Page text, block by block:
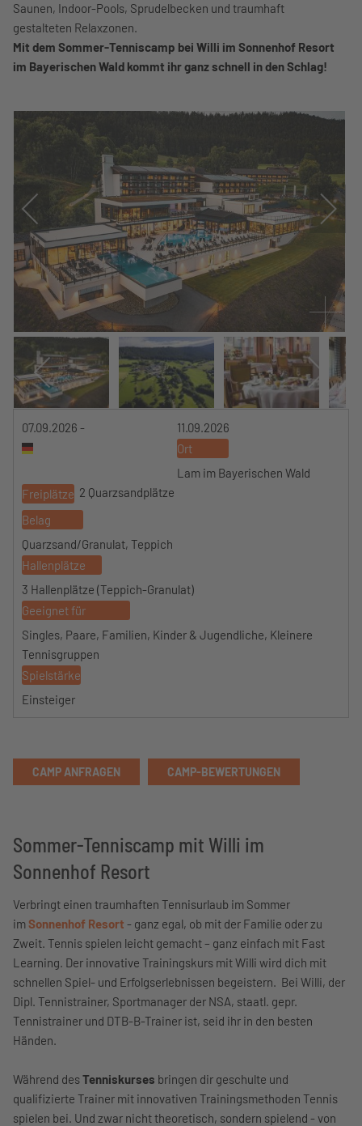
Saunen, Indoor-Pools, Sprudelbecken und traumhaft
gestalteten Relaxzonen.
Mit dem Sommer-Tenniscamp bei Willi im Sonnenhof Resort
im Bayerischen Wald kommt ihr ganz schnell in den Schlag!
07.09.2026 -
11.09.2026
Ort
Lam im Bayerischen Wald
Freiplätze 2 Quarzsandplätze
Belag
Quarzsand/Granulat, Teppich
Hallenplätze
3 Hallenplätze (Teppich-Granulat)
Geeignet für
Singles, Paare, Familien, Kinder & Jugendliche, Kleinere
Tennisgruppen
Spielstärke
Einsteiger
CAMP ANFRAGEN CAMP-BEWERTUNGEN
Sommer-Tenniscamp mit Willi im
Sonnenhof Resort
Verbringt einen traumhaften Tennisurlaub im Sommer
imSonnenhof Resort - ganz egal, ob mit der Familie oder zu
Zweit. Tennis spielen leicht gemacht – ganz einfach mit Fast
Learning. Der innovative Trainingskurs mit Willi wird dich mit
schnellen Spiel- und Erfolgserlebnissen begeistern. Bei Willi, der
Dipl. Tennistrainer, Sportmanager der NSA, staatl. gepr.
Tennistrainer und DTB-B-Trainer ist, seid ihr in den besten
Händen.
Während desTenniskurses bringen dir geschulte und
qualifizierte Trainer mit innovativen Trainingsmethoden Tennis
spielen bei. Und zwar nicht theoretisch, sondern spielend - von